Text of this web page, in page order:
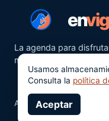
en
La agenda para
más ganas.
Aviso legalPrivacidad
Usamos
Consulta la política
Aceptar